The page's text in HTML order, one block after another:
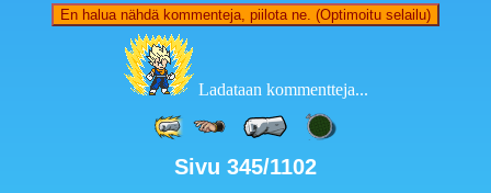
En halua nähdä kommenteja, piilota ne. (Optimoitu selailu)
Ladataan kommentteja...
Sivu 345/1102